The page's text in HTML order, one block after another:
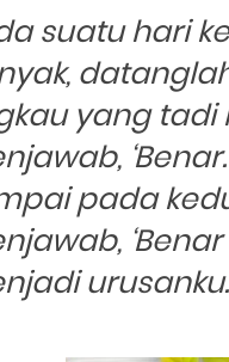
suatu hari
yang tadi
pada